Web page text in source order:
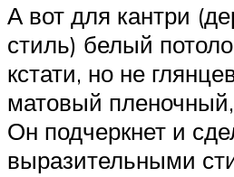
А вот для кантри
стиль) белый
кстати, но не
матовый
Он подчеркнет и
выразительными